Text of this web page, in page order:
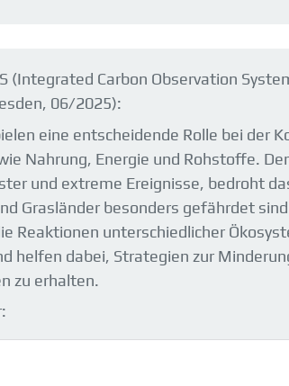
(Integrated Carbon Observation
06/2025):
eine entscheidende Rolle bei der
Nahrung, Energie und Rohstoffe.
und extreme Ereignisse, bedroht
Grasländer besonders gefährdet
Reaktionen unterschiedlicher
helfen dabei, Strategien zur
zu erhalten.